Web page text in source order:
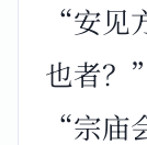
“安见
也者？
“宗庙